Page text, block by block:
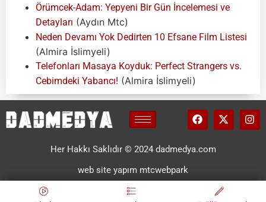
Örümcek-Adam: Yepyeni Bir Gün İncelemesi ve
Detayları (Aydın Mtc)
Neden Devamı Yok Dedirten 10 Efsane Film Listesi
(Almira İslimyeli)
Telefonları Masaya Koyduk: Perfect Strangers vs.
Cebimdeki Yabancı! (Almira İslimyeli)
Her Hakkı Saklıdır © 2024 dadmedya.com
web site yapım mtcwebpark